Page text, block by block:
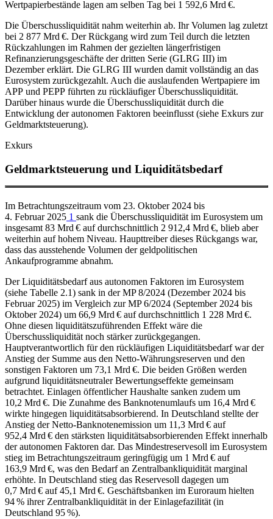
Wertpapierbestände lagen am selben Tag bei 1 592,6 Mrd €.
Die Überschussliquidität nahm weiterhin ab. Ihr Volumen lag zuletzt
bei 2 877 Mrd €. Der Rückgang wird zum Teil durch die letzten
Rückzahlungen im Rahmen der gezielten längerfristigen
Refinanzierungsgeschäfte der dritten Serie (GLRG III) im
Dezember erklärt. Die GLRG III wurden damit vollständig an das
Eurosystem zurückgezahlt. Auch die auslaufenden Wertpapiere im
APP und PEPP führten zu rückläufiger Überschussliquidität.
Darüber hinaus wurde die Überschussliquidität durch die
Entwicklung der autonomen Faktoren beeinflusst (siehe Exkurs zur
Geldmarktsteuerung).
Exkurs
Geldmarktsteuerung und Liquiditätsbedarf
Im Betrachtungszeitraum vom 23. Oktober 2024 bis
4. Februar 2025 1 sank die Überschussliquidität im Eurosystem um
insgesamt 83 Mrd € auf durchschnittlich 2 912,4 Mrd €, blieb aber
weiterhin auf hohem Niveau. Haupttreiber dieses Rückgangs war,
dass das ausstehende Volumen der geldpolitischen
Ankaufprogramme abnahm.
Der Liquiditätsbedarf aus autonomen Faktoren im Eurosystem
(siehe Tabelle 2.1) sank in derMP8/2024 (Dezember 2024 bis
Februar 2025) im Vergleich zurMP6/2024 (September 2024 bis
Oktober 2024) um 66,9 Mrd € auf durchschnittlich 1 228 Mrd €.
Ohne diesen liquiditätszuführenden Effekt wäre die
Überschussliquidität noch stärker zurückgegangen.
Hauptverantwortlich für den rückläufigen Liquiditätsbedarf war der
Anstieg der Summe aus den Netto-Währungsreserven und den
sonstigen Faktoren um 73,1 Mrd €. Die beiden Größen werden
aufgrund liquiditätsneutraler Bewertungseffekte gemeinsam
betrachtet. Einlagen öffentlicher Haushalte sanken zudem um
10,2 Mrd €. Die Zunahme des Banknotenumlaufs um 16,4 Mrd €
wirkte hingegen liquiditätsabsorbierend. In Deutschland stellte der
Anstieg der Netto-Banknotenemission um 11,3 Mrd € auf
952,4 Mrd € den stärksten liquiditätsabsorbierenden Effekt innerhalb
der autonomen Faktoren dar. Das Mindestreservesoll im Eurosystem
stieg im Betrachtungszeitraum geringfügig um 1 Mrd € auf
163,9 Mrd €, was den Bedarf an Zentralbankliquidität marginal
erhöhte. In Deutschland stieg das Reservesoll dagegen um
0,7 Mrd € auf 45,1 Mrd €. Geschäftsbanken im Euroraum hielten
94 % ihrer Zentralbankliquidität in der Einlagefazilität (in
Deutschland 95 %).